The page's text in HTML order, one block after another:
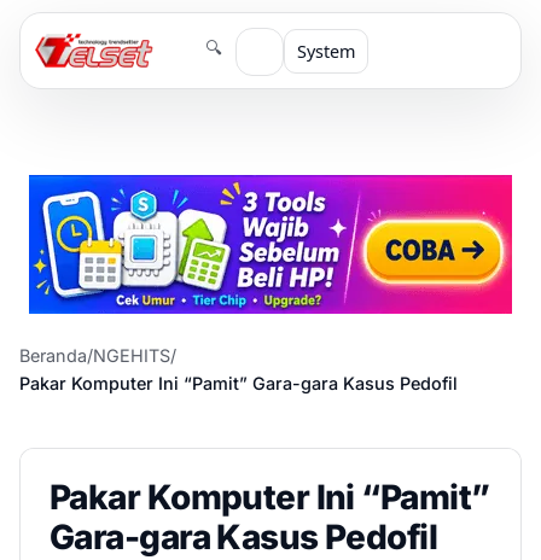
🔍 System
Beranda/NGEHITS/
Pakar Komputer Ini “Pamit” Gara-gara Kasus Pedofil
Pakar Komputer Ini “Pamit”
Gara-gara Kasus Pedofil